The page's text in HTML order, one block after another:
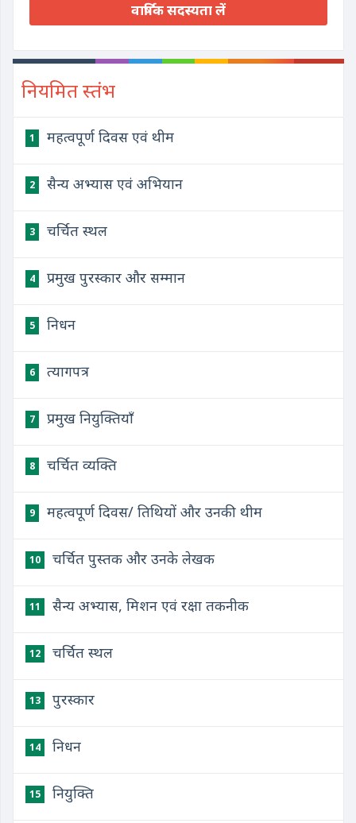
वार्षिक सदस्यता लें
नियमित स्तंभ
1 महत्वपूर्ण दिवस एवं थीम
2 सैन्य अभ्यास एवं अभियान
3 चर्चित स्थल
4 प्रमुख पुरस्कार और सम्मान
5 निधन
6 त्यागपत्र
7 प्रमुख नियुक्तियाँ
8 चर्चित व्यक्ति
9 महत्वपूर्ण दिवस/ तिथियों और उनकी थीम
10 चर्चित पुस्तक और उनके लेखक
11 सैन्य अभ्यास, मिशन एवं रक्षा तकनीक
12 चर्चित स्थल
13 पुरस्कार
14 निधन
15 नियुक्ति